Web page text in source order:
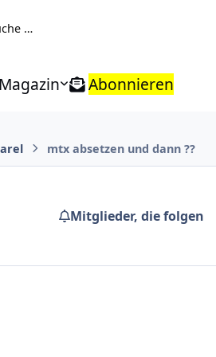
…
Magazin Abonnieren
mtx absetzen und dann ??
Mitglieder, die folgen